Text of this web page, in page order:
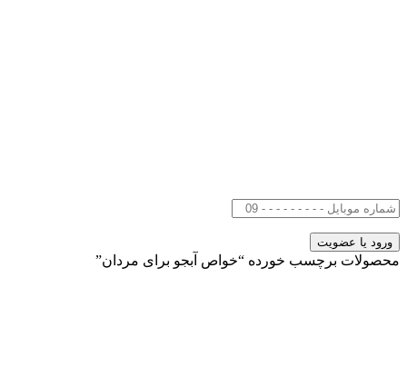
محصولات برچسب خورده “خواص آبجو برای مردان”